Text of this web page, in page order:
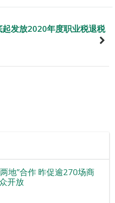
发放2020年度职业税退税
地”合作 昨促逾270场商
开放